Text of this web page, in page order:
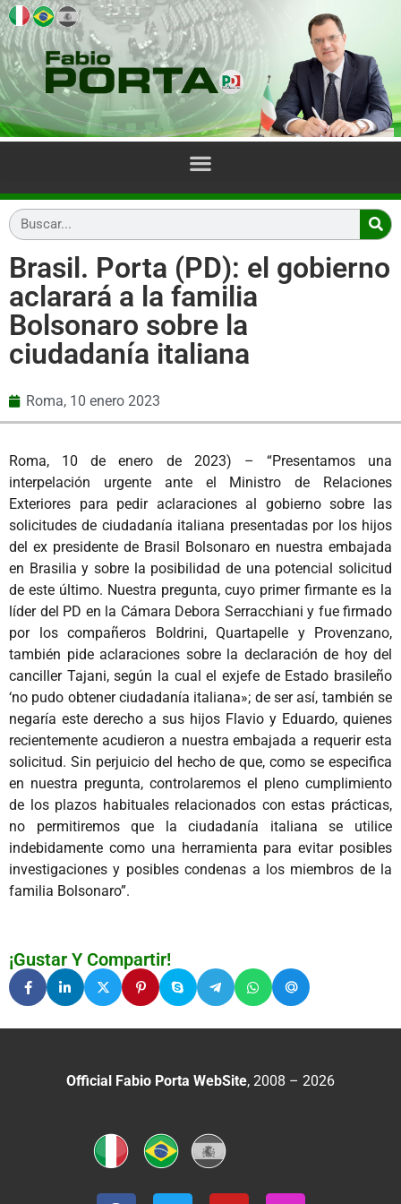
Brasil. Porta (PD): el gobierno
aclarará a la familia
Bolsonaro sobre la
ciudadanía italiana
Roma, 10 enero 2023
Roma, 10 de enero de 2023) – “Presentamos una
interpelación urgente ante el Ministro de Relaciones
Exteriores para pedir aclaraciones al gobierno sobre las
solicitudes de ciudadanía italiana presentadas por los hijos
del ex presidente de Brasil Bolsonaro en nuestra embajada
en Brasilia y sobre la posibilidad de una potencial solicitud
de este último. Nuestra pregunta, cuyo primer firmante es la
líder del PD en la Cámara Debora Serracchiani y fue firmado
por los compañeros Boldrini, Quartapelle y Provenzano,
también pide aclaraciones sobre la declaración de hoy del
canciller Tajani, según la cual el exjefe de Estado brasileño
‘no pudo obtener ciudadanía italiana»; de ser así, también se
negaría este derecho a sus hijos Flavio y Eduardo, quienes
recientemente acudieron a nuestra embajada a requerir esta
solicitud. Sin perjuicio del hecho de que, como se especifica
en nuestra pregunta, controlaremos el pleno cumplimiento
de los plazos habituales relacionados con estas prácticas,
no permitiremos que la ciudadanía italiana se utilice
indebidamente como una herramienta para evitar posibles
investigaciones y posibles condenas a los miembros de la
familia Bolsonaro”.
¡Gustar Y Compartir!
Official Fabio Porta WebSite, 2008 – 2026